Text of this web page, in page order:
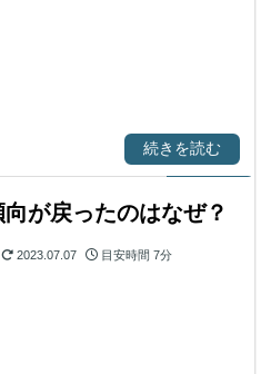
続きを読む
が戻ったのはなぜ？
2023.07.07 目安時間 7分